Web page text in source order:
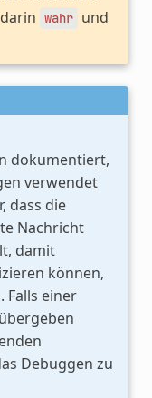
wahr und
dokumentiert,
verwendet
dass die
Nachricht
damit
können,
Falls einer
Debuggen zu